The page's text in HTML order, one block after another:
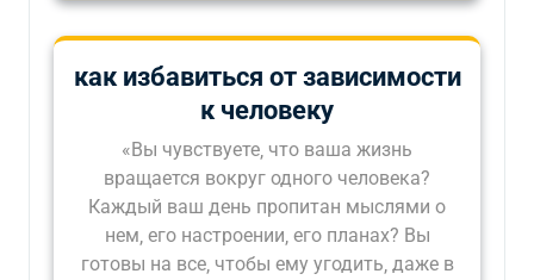
как избавиться от зависимости
к человеку
«Вы чувствуете‚ что ваша жизнь
вращается вокруг одного человека?
Каждый ваш день пропитан мыслями о
нем‚ его настроении‚ его планах? Вы
готовы на все‚ чтобы ему угодить‚ даже в